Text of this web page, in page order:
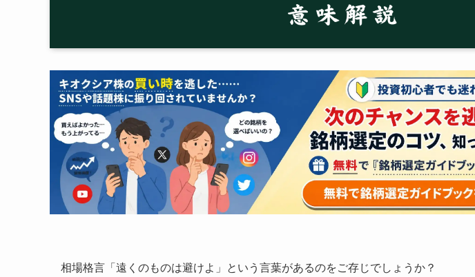
相場格言「遠くのものは避けよ」という言葉があるのをご存じでしょうか？